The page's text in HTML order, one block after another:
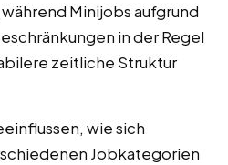
Minijobs aufgrund
in der Regel
zeitliche Struktur
wie sich
Jobkategorien